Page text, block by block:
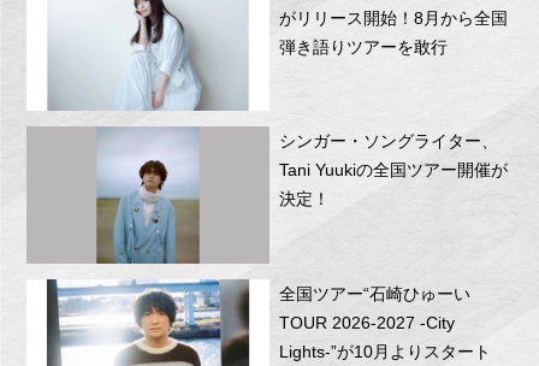
がリリース開始！8月から全国
弾き語りツアーを敢行
シンガー・ソングライター、
Tani Yuukiの全国ツアー開催が
決定！
全国ツアー“石崎ひゅーい
TOUR 2026-2027 -City
Lights-”が10月よりスタート